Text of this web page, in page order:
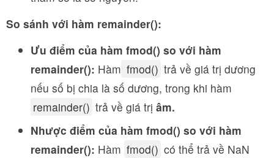
So sánh với hàm remainder():
Ưu điểm của hàm fmod() so với hàm
remainder(): Hàm fmod() trả về giá trị dương
nếu số bị chia là số dương, trong khi hàm
remainder() trả về giá trị âm.
Nhược điểm của hàm fmod() so với hàm
remainder(): Hàm fmod() có thể trả về NaN